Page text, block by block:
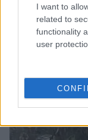
I want to
related to
functionality
user
ΣΕΦ:
ακυρώθηκε ο